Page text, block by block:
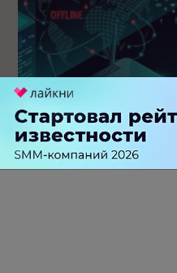
Крупнейший сбой в
попасть на популярные